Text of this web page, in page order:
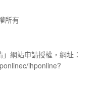
所有
網站申請授權，網址：
ihponline?